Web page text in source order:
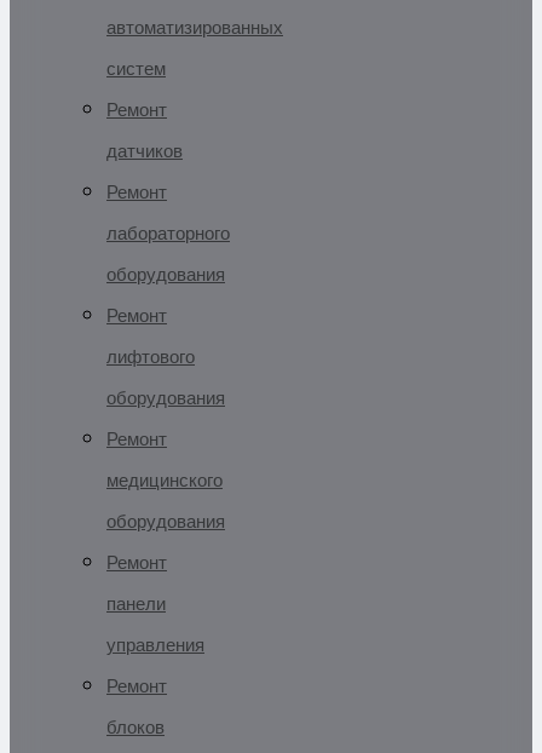
автоматизированных
систем
Ремонт
датчиков
Ремонт
лабораторного
оборудования
Ремонт
лифтового
оборудования
Ремонт
медицинского
оборудования
Ремонт
панели
управления
Ремонт
блоков